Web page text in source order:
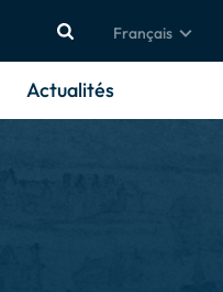
Français
Actualités